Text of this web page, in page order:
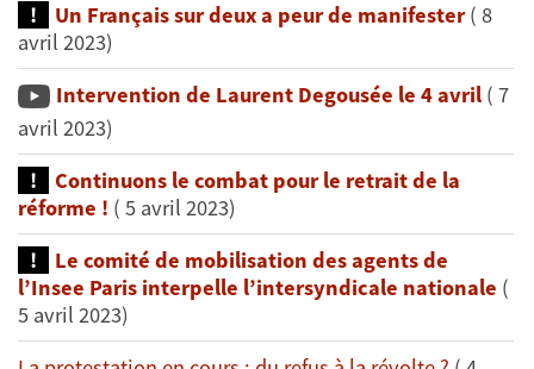
Un Français sur deux a peur de manifester( 8
avril 2023)
Intervention de Laurent Degousée le 4 avril ( 7
avril 2023)
Continuons le combat pour le retrait de la
réforme ! ( 5 avril 2023)
Le comité de mobilisation des agents de
l’Insee Paris interpelle l’intersyndicale nationale (
5 avril 2023)